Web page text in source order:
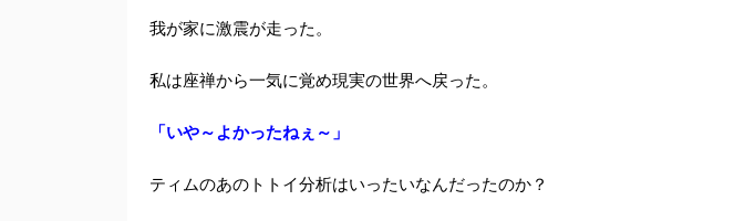
我が家に激震が走った。
私は座禅から一気に覚め現実の世界へ戻った。
「いや～よかったねぇ～」
ティムのあのトトイ分析はいったいなんだったのか？